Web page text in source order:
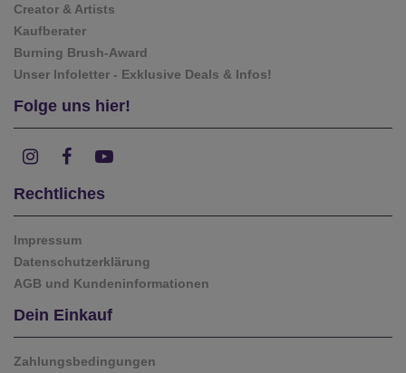
Creator & Artists
Kaufberater
Burning Brush-Award
Unser Infoletter - Exklusive Deals & Infos!
Folge uns hier!
Rechtliches
Impressum
Datenschutzerklärung
AGB und Kundeninformationen
Dein Einkauf
Zahlungsbedingungen